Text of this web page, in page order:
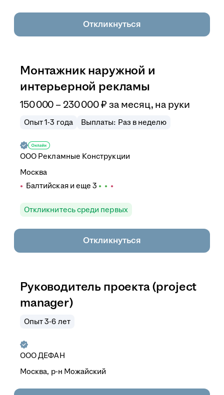
Откликнуться
Монтажник наружной и
интерьерной рекламы
150 000 – 230 000₽ за месяц, на руки
Опыт 1-3 года Выплаты: Раз в неделю
ООО Рекламные Конструкции
Москва
Балтийская и еще 3
Откликнитесь среди первых
Откликнуться
Руководитель проекта (project
manager)
Опыт 3-6 лет
ОООДЕФАН
Москва, р-н Можайский